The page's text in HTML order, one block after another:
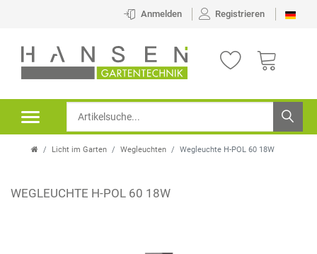
Anmelden Registrieren
Licht im Garten Wegleuchten Wegleuchte H-POL 60 18W
WEGLEUCHTE H-POL 60 18W